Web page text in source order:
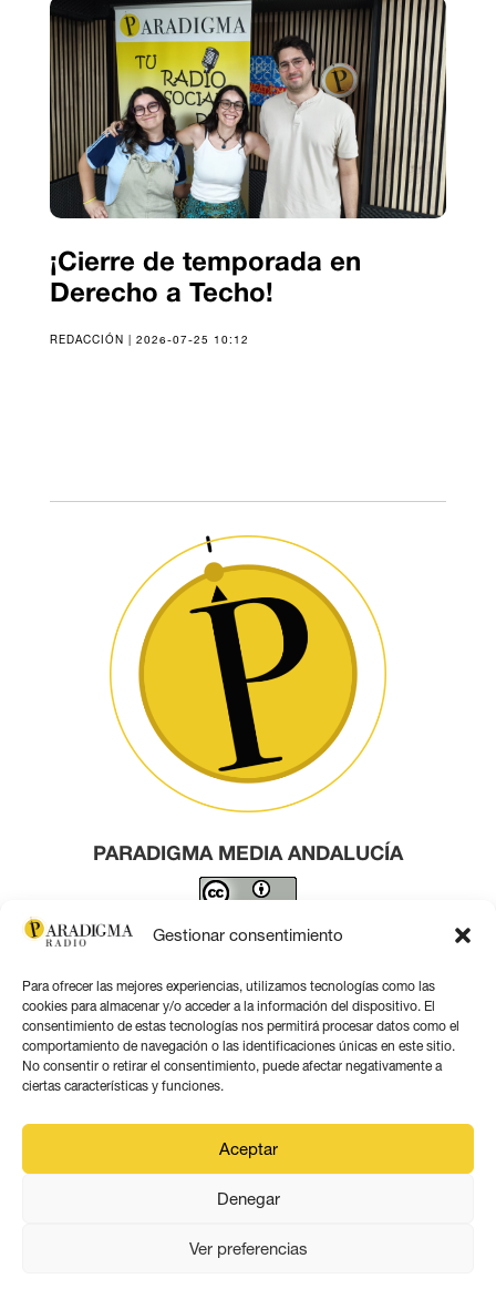
Gestionar consentimiento
Para ofrecer las mejores experiencias, utilizamos tecnologías como las
cookies para almacenar y/o acceder a la información del dispositivo. El
consentimiento de estas tecnologías nos permitirá procesar datos como el
comportamiento de navegación o las identificaciones únicas en este sitio.
No consentir o retirar el consentimiento, puede afectar negativamente a
ciertas características y funciones.
Aceptar
Denegar
Ver preferencias
¡Cierre de temporada en
Derecho a Techo!
REDACCIÓN | 2026-07-25 10:12
PARADIGMA MEDIA ANDALUCÍA
Este obra está bajo una licencia de Creative Commons
Contacto por correo
Aviso legal